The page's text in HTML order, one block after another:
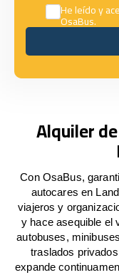
He leído y
OsaBus.
Alquiler
Con OsaBus,
autocares en
viajeros y
y hace asequible el
autobuses,
traslados
expande